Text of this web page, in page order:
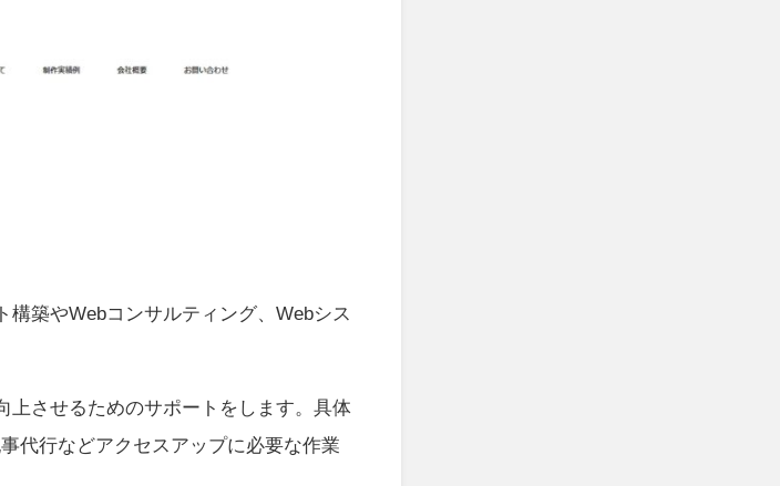
築やWebコンサルティング、Webシス
上させるためのサポートをします。具体
代行などアクセスアップに必要な作業